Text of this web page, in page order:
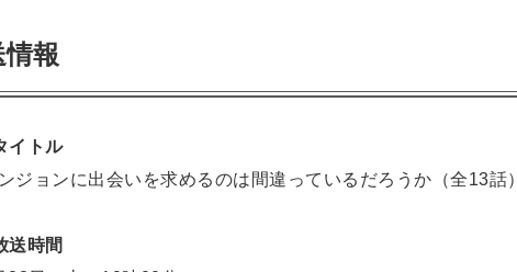
報
イトル
ジョンに出会いを求めるのは間違っているだろうか（全13話）
送時間